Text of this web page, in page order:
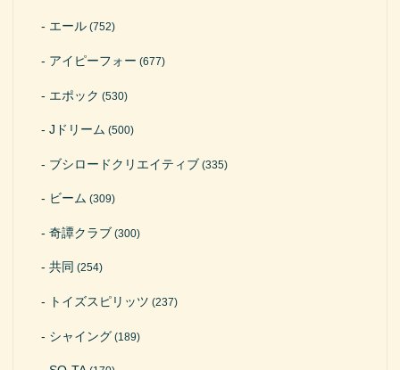
エール(752)
アイピーフォー (677)
エポック (530)
Jドリーム (500)
ブシロードクリエイティブ (335)
ビーム (309)
奇譚クラブ (300)
共同 (254)
トイズスピリッツ (237)
シャイング(189)